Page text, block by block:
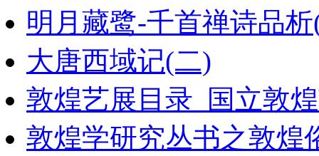
明月藏鹭-千首禅诗品析
大唐西域记(二)
敦煌艺展目录_国立敦
敦煌学研究丛书之敦煌